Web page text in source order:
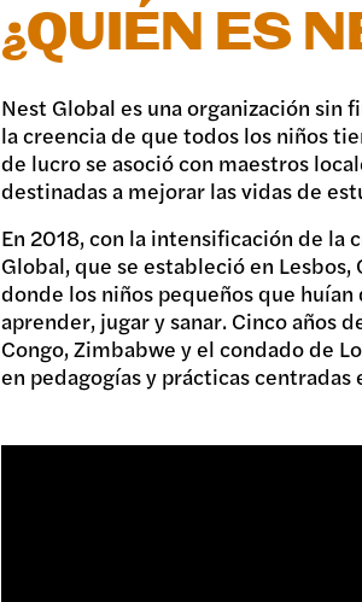
¿QUIÉN ES
Nest Global es una organización sin
la creencia de que todos los niños
de lucro se asoció con maestros
destinadas a mejorar las vidas de
En 2018, con la intensificación de la
Global, que se estableció en
donde los niños pequeños que
aprender, jugar y sanar. Cinco años
Congo, Zimbabwe y el condado de
en pedagogías y prácticas centradas